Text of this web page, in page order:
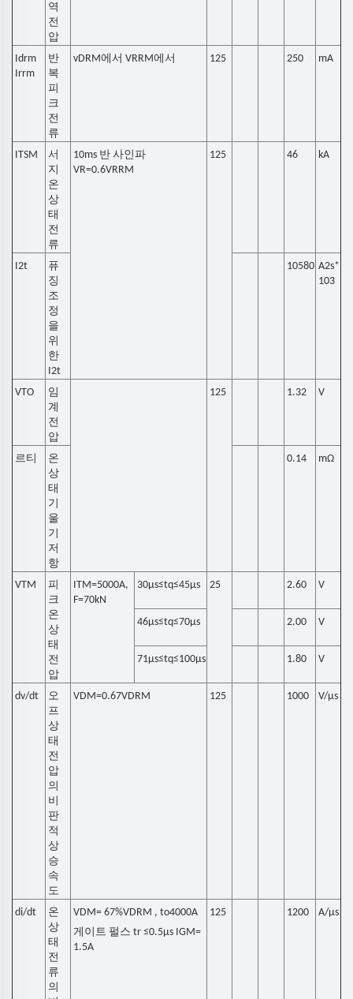
역
전
압
Idrm
Irrm
반
복
피
크
전
류
vDRM에서 VRRM에서 125 250 mA
ITSM
서
지
온
상
태
전
류
10ms 반 사인파
VR=0.6VRRM
125 46 kA
I2t
퓨
징
조
정
을
위
한
I2t
10580 A2s*
103
VTO
임
계
전
압
125 1.32 V
르티
온
상
태
기
울
기
저
항
0.14 mΩ
VTM
피
크
온
상
태
전
압
ITM=5000A,
F=70kN
30μs≤tq≤45µs 25 2.60 V
46μs≤tq≤70µs 2.00 V
71μs≤tq≤100µs 1.80 V
dv/dt
오
프
상
태
전
압
의
비
판
적
상
승
속
도
VDM=0.67VDRM 125 1000 V/μs
di/dt
온
상
태
전
류
의
VDM= 67%VDRM , to4000A
게이트 펄스 tr ≤0.5μs IGM=
1.5A
125 1200 A/μs